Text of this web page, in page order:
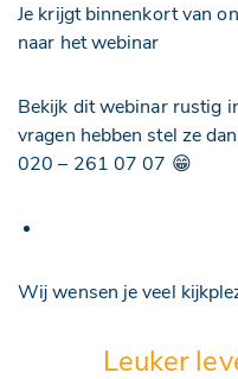
Je krijgt binnenkort van
naar het webinar
Bekijk dit webinar rustig
vragen hebben stel ze
020 – 261 07 07 😁
Wij wensen je veel
Leuker